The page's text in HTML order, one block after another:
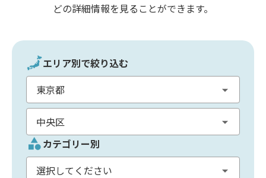
どの詳細情報を見ることができます。
エリア別で絞り込む
カテゴリー別